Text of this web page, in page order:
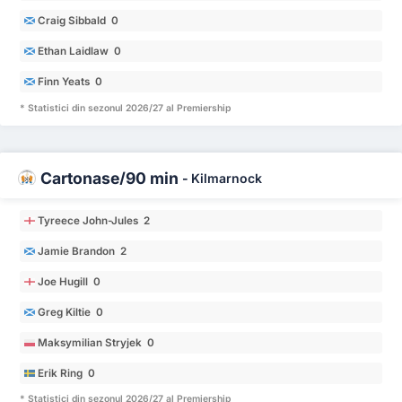
Craig Sibbald 0
Ethan Laidlaw 0
Finn Yeats 0
* Statistici din sezonul 2026/27 al Premiership
Cartonașe/90 min - Kilmarnock
Tyreece John-Jules 2
Jamie Brandon 2
Joe Hugill 0
Greg Kiltie 0
Maksymilian Stryjek 0
Erik Ring 0
* Statistici din sezonul 2026/27 al Premiership